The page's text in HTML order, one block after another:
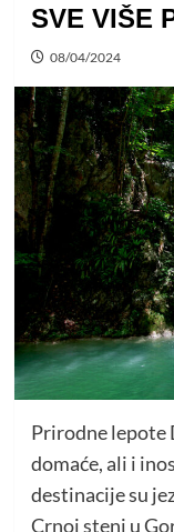
SVE VIŠE
08/04/2024
Prirodne lepote
domaće, ali i
destinacije su
Crnoj steni u